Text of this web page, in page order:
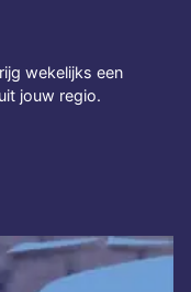
wekelijks een
jouw regio.